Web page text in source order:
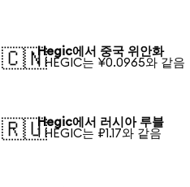
🇨🇳Hegic에서 중국 위안화
1 HEGIC는 ¥0.0965와 같음
🇷🇺Hegic에서 러시아 루블
1 HEGIC는 ₽1.17와 같음